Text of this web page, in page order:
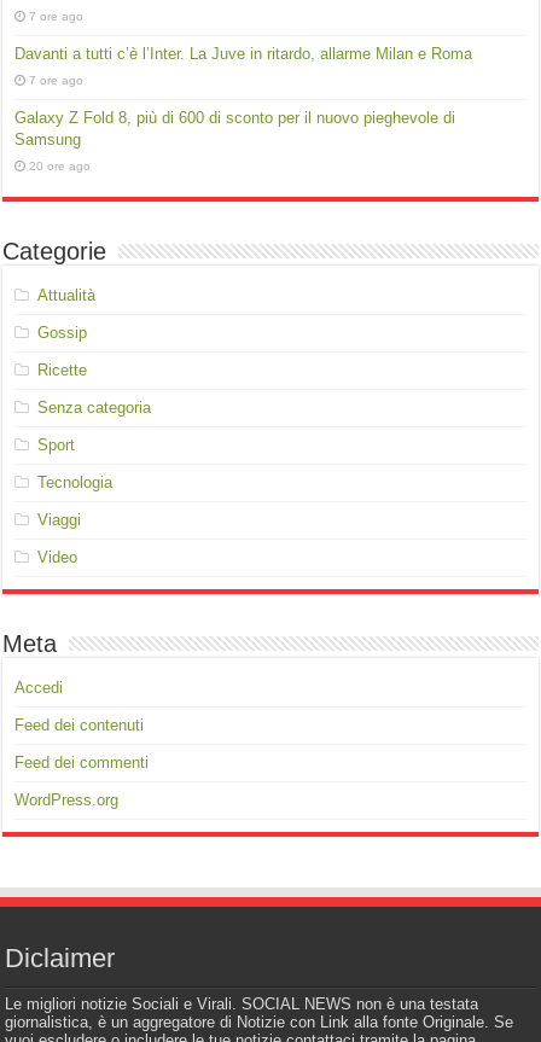
7 ore ago
Davanti a tutti c’è l’Inter. La Juve in ritardo, allarme Milan e Roma
7 ore ago
Galaxy Z Fold 8, più di 600 di sconto per il nuovo pieghevole di
Samsung
20 ore ago
Categorie
Attualità
Gossip
Ricette
Senza categoria
Sport
Tecnologia
Viaggi
Video
Meta
Accedi
Feed dei contenuti
Feed dei commenti
WordPress.org
Diclaimer
Le migliori notizie Sociali e Virali. SOCIAL NEWS non è una testata
giornalistica, è un aggregatore di Notizie con Link alla fonte Originale. Se